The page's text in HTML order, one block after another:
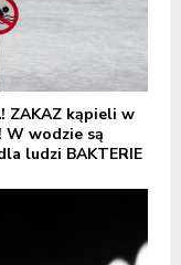
ZAKAZ kąpieli w
W wodzie są
ludzi BAKTERIE